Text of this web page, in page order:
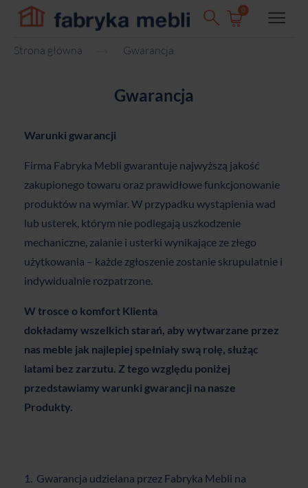
0
Strona główna Gwarancja
Gwarancja
Warunki gwarancji
Firma Fabryka Mebli gwarantuje najwyższą jakość
zakupionego towaru oraz prawidłowe funkcjonowanie
produktów na wymiar. W przypadku wystąpienia wad
lub usterek, którym nie podlegają uszkodzenie
mechaniczne, zalanie i usterki wynikające ze złego
użytkowania – każde zgłoszenie zostanie skrupulatnie i
indywidualnie rozpatrzone.
W trosce o komfort Klienta
dokładamy wszelkich starań, aby wytwarzane przez
nas meble jak najlepiej spełniały swą rolę, służąc
latami bez zarzutu. Z tego względu poniżej
przedstawiamy warunki gwarancji na nasze
Produkty.
Gwarancja udzielana przez Fabryka Mebli na